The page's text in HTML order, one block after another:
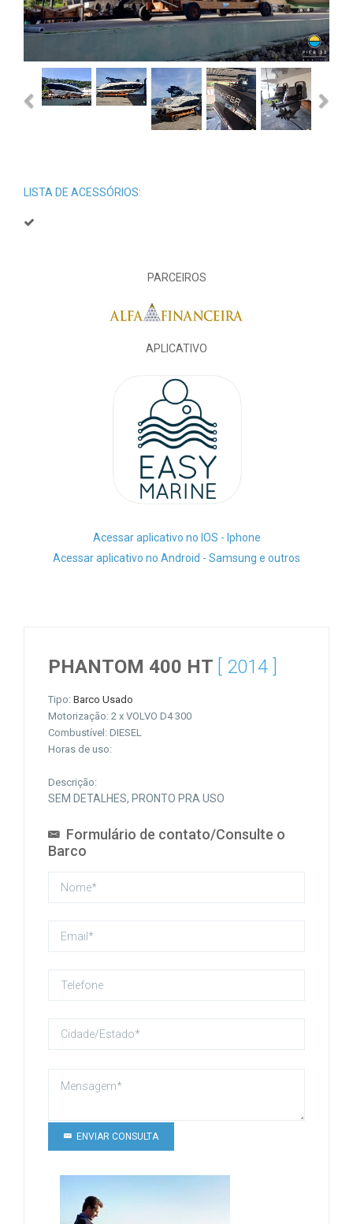
Previous Next
LISTA DE ACESSÓRIOS:
PARCEIROS
APLICATIVO
Acessar aplicativo no IOS - Iphone
Acessar aplicativo no Android - Samsung e outros
PHANTOM 400 HT [ 2014 ]
Tipo: Barco Usado
Motorização: 2 x VOLVO D4 300
Combustível: DIESEL
Horas de uso:
Descrição:
SEM DETALHES, PRONTO PRA USO
Formulário de contato/Consulte o
Barco
ENVIAR CONSULTA